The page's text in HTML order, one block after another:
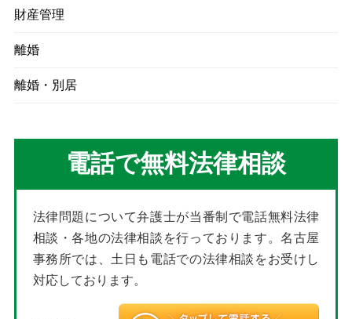
財産管理
離婚
離婚・別居
電話で無料法律相談
法律問題について弁護士が当番制で電話無料法律
相談・各地の法律相談を行っております。名古屋
事務所では、土日も電話での法律相談をお受けし
対応しております。